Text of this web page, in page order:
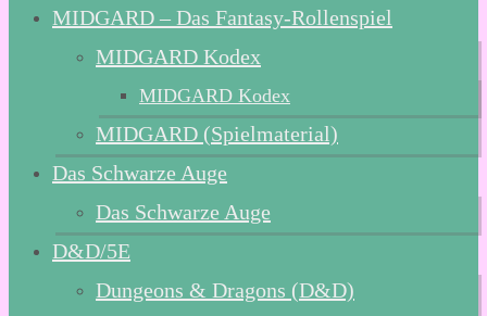
springenMIDGARD – Das Fantasy-Rollenspiel
MIDGARD Kodex
MIDGARD Kodex
MIDGARD (Spielmaterial)
Das Schwarze Auge
Das Schwarze Auge
D&D/5E
Dungeons & Dragons (D&D)